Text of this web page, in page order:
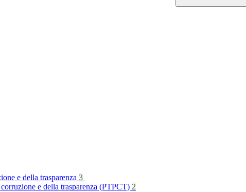
e della trasparenza 3
e della trasparenza (PTPCT) 2